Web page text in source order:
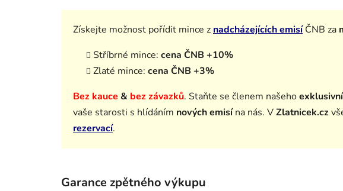
Získejte možnost pořídit mince z nadcházejících emisíČNB za
Stříbrné mince: cena ČNB +10%
Zlaté mince: cena ČNB +3%
Bez kauce & bez závazků. Staňte se členem našeho
vaše starosti s hlídáním nových emisína nás. VZlatnicek.cz
rezervací.
Garance zpětného výkupu